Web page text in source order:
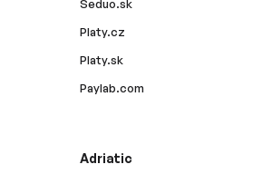
Seduo.sk
Platy.cz
Platy.sk
Paylab.com
Adriatic